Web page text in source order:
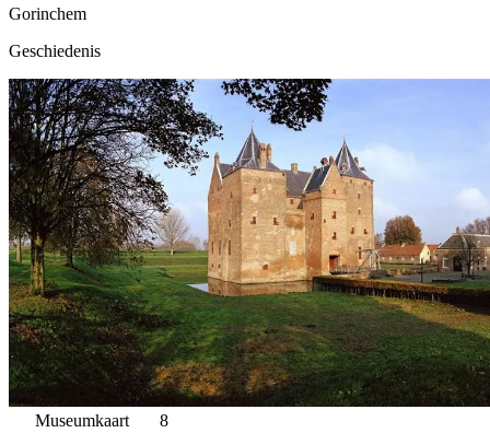
Gorinchem
Geschiedenis
Museumkaart 8